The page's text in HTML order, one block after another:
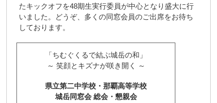
たキックオフを48期生実行委員が中心となり盛大に行
いました。どうぞ、多くの同窓会員のご出席をお待ち
しております。
「ちむぐくるで結ぶ城岳の和」
～ 笑顔とキズナが咲き開く ～
県立第二中学校・那覇高等学校
城岳同窓会 総会・懇親会